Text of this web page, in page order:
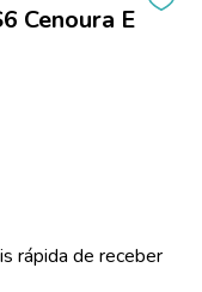
Cenoura E
rápida de receber